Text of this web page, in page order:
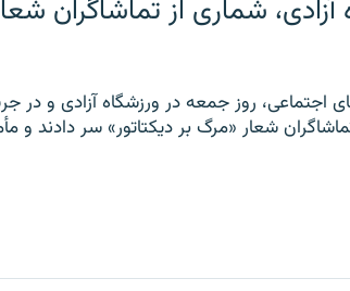
شماری از تماشاگران
اجتماعی، روز جمعه در ورزشگاه آزادی و در
شعار «مرگ بر دیکتاتور» سر دادند و